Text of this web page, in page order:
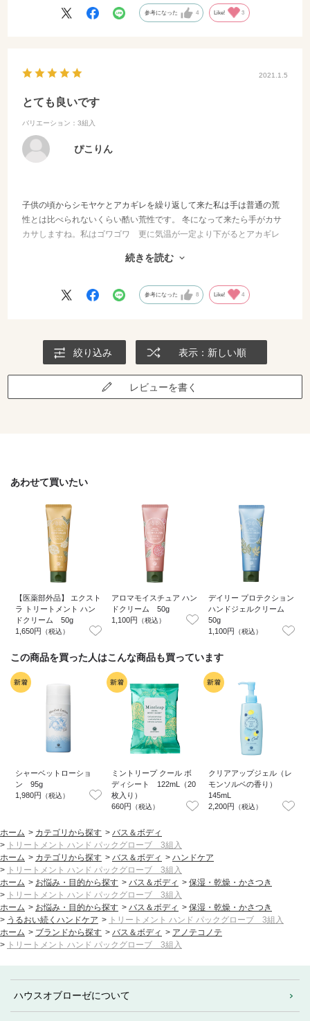
参考になった 4 Like! 3
2021.1.5
とても良いです
バリエーション：3組入
ぴこりん
子供の頃からシモヤケとアカギレを繰り返して来た私は手は普通の荒
性とは比べられないくらい酷い荒性です。 冬になって来たら手がカサ
カサしますね。私はゴワゴワ 更に気温が一定より下がるとアカギレ
す。 このパックグローブでとても気持ちよく久々にツルツルしまし
続きを読む
参考になった 8 Like! 4
絞り込み 表示：新しい順
レビューを書く
あわせて買いたい
【医薬部外品】 エクスト
ラ トリートメント ハン
ドクリーム 50g
1,650円 （税込）
アロマモイスチュア ハン
ドクリーム 50g
1,100円
（税込）
デイリー プロテクション
ハンドジェルクリーム
50g
1,100円 （税込）
この商品を買った人はこんな商品も買っています
シャーベットローショ
ン 95g
1,980円
（税込）
ミントリープ クール ボ
ディシート 122mL（20
枚入り）
660円
（税込）
クリアアップジェル（レ
モンソルベの香り）
145mL
2,200円
（税込）
ホーム > カテゴリから探す > バス＆ボディ
> トリートメント ハンド パックグローブ 3組入
ホーム > カテゴリから探す > バス＆ボディ > ハンドケア
> トリートメント ハンド パックグローブ 3組入
ホーム > お悩み・目的から探す > バス＆ボディ > 保湿・乾燥・かさつき
> トリートメント ハンド パックグローブ 3組入
ホーム > お悩み・目的から探す > バス＆ボディ > 保湿・乾燥・かさつき
> うるおい続くハンドケア > トリートメント ハンド パックグローブ 3組入
ホーム > ブランドから探す > バス＆ボディ > アノテコノテ
> トリートメント ハンド パックグローブ 3組入
ハウスオブローゼについて